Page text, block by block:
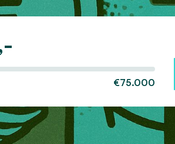
lenen?
€75.000